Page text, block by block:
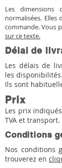
Les dimensions
normalisées. Elles
commande. Vous
sur ce texte.
Délai de
Les délais de
les disponibilités.
Ils sont
Prix
Les prix
TVA et transport.
Conditions
Nos conditions
trouverez en